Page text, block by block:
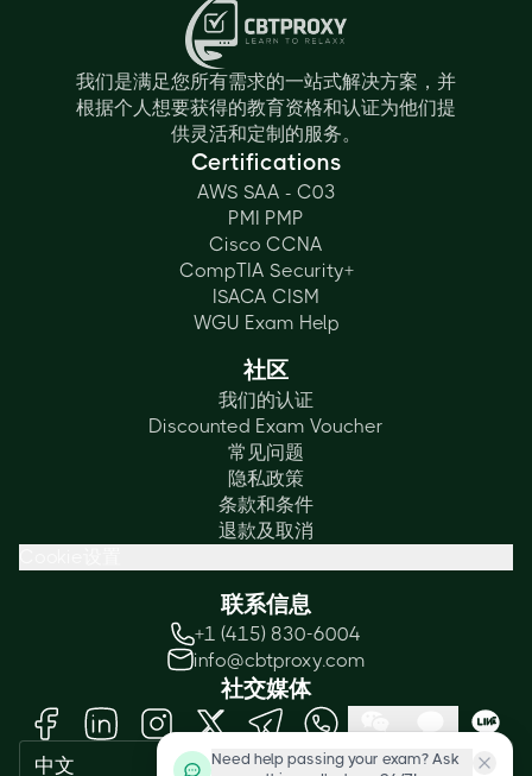
我们是满足您所有需求的一站式解决方案，并
根据个人想要获得的教育资格和认证为他们提
供灵活和定制的服务。
Certifications
AWS SAA - C03
PMI PMP
Cisco CCNA
CompTIA Security+
ISACA CISM
WGU Exam Help
社区
我们的认证
Discounted Exam Voucher
常见问题
隐私政策
条款和条件
退款及取消
联系信息
+1 (415) 830-6004
info@cbtproxy.com
社交媒体
中文
Need help passing your exam? Ask